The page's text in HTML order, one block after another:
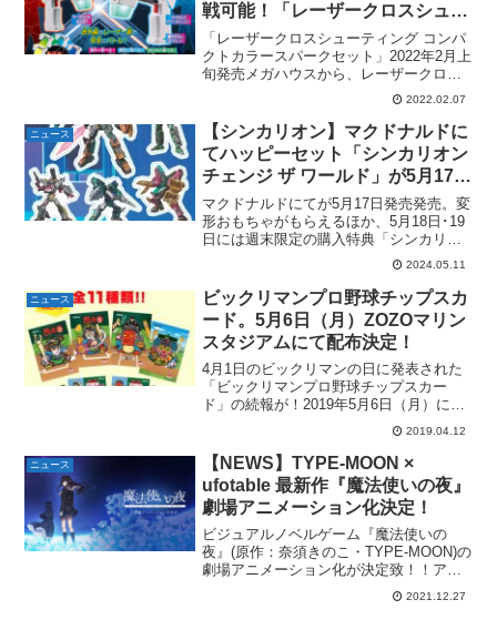
戦可能！「レーザークロスシュー
ティング コンパクトカラースパ
ークセット」発売！
「レーザークロスシューティング コンパ
クトカラースパークセット」2022年2月上
旬発売メガハウスから、レーザークロス
シューティングシリーズの新商品「レー
ザークロスシューティング コンパクトカ
ラースパークセット」を2022年2月上旬か
ら発売！...
2022.02.07
ニュース
【シンカリオン】マクドナルドに
てハッピーセット「シンカリオン
チェンジ ザ ワールド」が5月17日
発売。週末（18・19日）にはキ
ラキラシールももらえる。
マクドナルドにてが5月17日発売発売。変
形おもちゃがもらえるほか、5月18日･19
日には週末限定の購入特典「シンカリオ
ン キラキラシール」もプレゼントされま
す。詳細は、以下リリースよりハッピー
セット「シンカリオン チェンジ ザ ワー
ルド」5...
2024.05.11
ニュース
ビックリマンプロ野球チップスカ
ード。5月6日（月）ZOZOマリン
スタジアムにて配布決定！
4月1日のビックリマンの日に発表された
「ビックリマンプロ野球チップスカー
ド」の続報が！2019年5月6日（月）に
ZOZOマリンスタジアムにて、配布され
るとの発表がされました！現在、ヘラク
ライスト・ブラックゼウス・鬼ガシ魔・
魔性ネロの4種のカ...
2019.04.12
ニュース
【NEWS】TYPE-MOON ×
ufotable 最新作『魔法使いの夜』
劇場アニメーション化決定！
ビジュアルノベルゲーム『魔法使いの
夜』(原作：奈須きのこ・TYPE-MOON)の
劇場アニメーション化が決定致！！アニ
メーション制作は、『空の境界』
『Fate/stay night 』など、数多くの
2021.12.27